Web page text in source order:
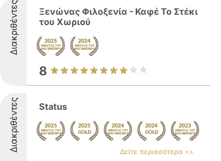
Διακριθέντες
Ξενώνας Φιλοξενία - Καφέ Το Στέκι
του Χωριού
8
Διακριθέντες Status
Δείτε περισσότερα >>